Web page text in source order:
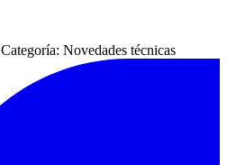
Categoría: Novedades técnicas